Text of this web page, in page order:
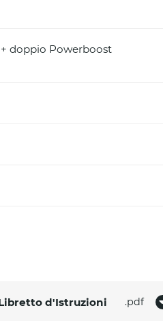
d'Istruzioni pdf
doppio Powerboost